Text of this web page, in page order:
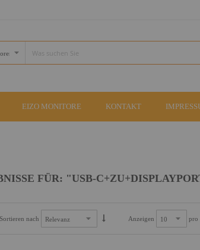
EIZO MONITORE KONTAKT
FÜR: "USB-
Sortieren nach Anzeigen pro